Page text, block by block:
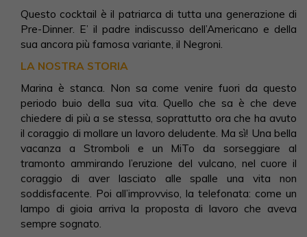
Questo cocktail è il patriarca di tutta una generazione di
Pre-Dinner. E’ il padre indiscusso dell’Americano e della
sua ancora più famosa variante, il Negroni.
LA NOSTRA STORIA
Marina è stanca. Non sa come venire fuori da questo
periodo buio della sua vita. Quello che sa è che deve
chiedere di più a se stessa, soprattutto ora che ha avuto
il coraggio di mollare un lavoro deludente. Ma sì! Una bella
vacanza a Stromboli e un MiTo da sorseggiare al
tramonto ammirando l’eruzione del vulcano, nel cuore il
coraggio di aver lasciato alle spalle una vita non
soddisfacente. Poi all’improvviso, la telefonata: come un
lampo di gioia arriva la proposta di lavoro che aveva
sempre sognato.